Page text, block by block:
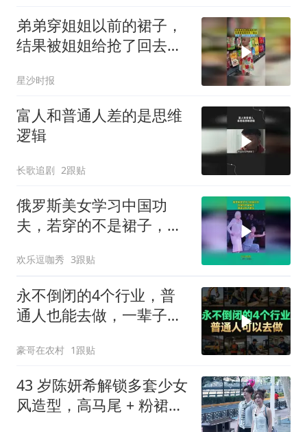
弟弟穿姐姐以前的裙子，
结果被姐姐给抢了回去，
星沙时报
富人和普通人差的是思维
逻辑
长歌追剧 2跟贴
俄罗斯美女学习中国功
夫，若穿的不是裙子，保
欢乐逗咖秀 3跟贴
永不倒闭的4个行业，普
通人也能去做，一辈子衣
豪哥在农村 1跟贴
43 岁陈妍希解锁多套少女
风造型，高马尾 + 粉裙无